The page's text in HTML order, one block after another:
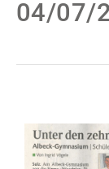
04/07/